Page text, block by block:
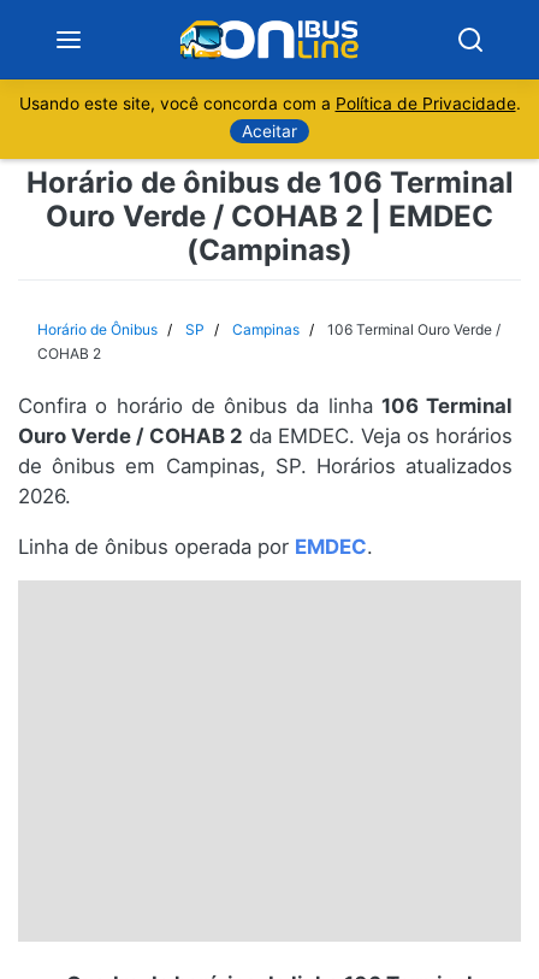
Sobre
Minas Gerais
Espírito Santo
Paraná
Santa Catarina
Usando este site, você concorda com a Política de Privacidade.
Aceitar
Horário de ônibus de 106 Terminal
Ouro Verde / COHAB 2 | EMDEC
(Campinas)
Horário de Ônibus SP Campinas
106 Terminal Ouro Verde /
COHAB 2
Confira o horário de ônibus da linha 106 Terminal
Ouro Verde / COHAB 2 da EMDEC. Veja os horários
de ônibus em Campinas, SP. Horários atualizados
2026.
Linha de ônibus operada por EMDEC.